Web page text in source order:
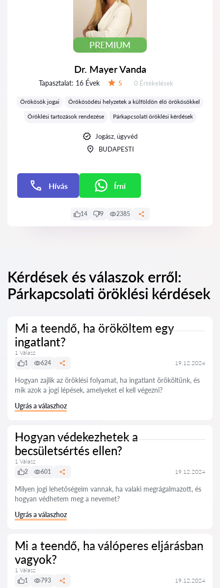
PREMIUM
Dr. Mayer Vanda
Tapasztalat: 16 Évek 5 Értékelések:
0 Értékelések
Örökösök jogai
Örökösödési helyzetek a külföldön élő örökösökkel
Öröklési tartozások rendezése
Párkapcsolati öröklési kérdések
Jogász, ügyvéd
BUDAPESTI
Hívás Írni
14 9 2385
Kérdések és válaszok erről:
Párkapcsolati öröklési kérdések
Mi a teendő, ha örököltem egy
ingatlant?
1 Válasz
1
624 19.12.2024
Hogyan zajlik az öröklési folyamat, ha ingatlant örököltünk, és
mik azok a jogi lépések, amelyeket el kell végezni?
Ugrás a válaszhoz
Hogyan védekezhetek a
becsületsértés ellen?
1 Válasz
2
601 19.12.2024
Milyen jogi lehetőségeim vannak, ha valaki megrágalmazott, és
hogyan védhetem meg a nevemet?
Ugrás a válaszhoz
Mi a teendő, ha válóperes eljárásban
vagyok?
1 Válasz
1
793 19.12.2024